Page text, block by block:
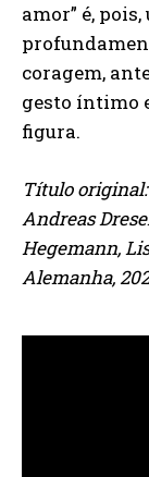
amor” é,
coragem,
gesto íntimo
figura.
Título
Andreas
Hegemann,
Alemanha,